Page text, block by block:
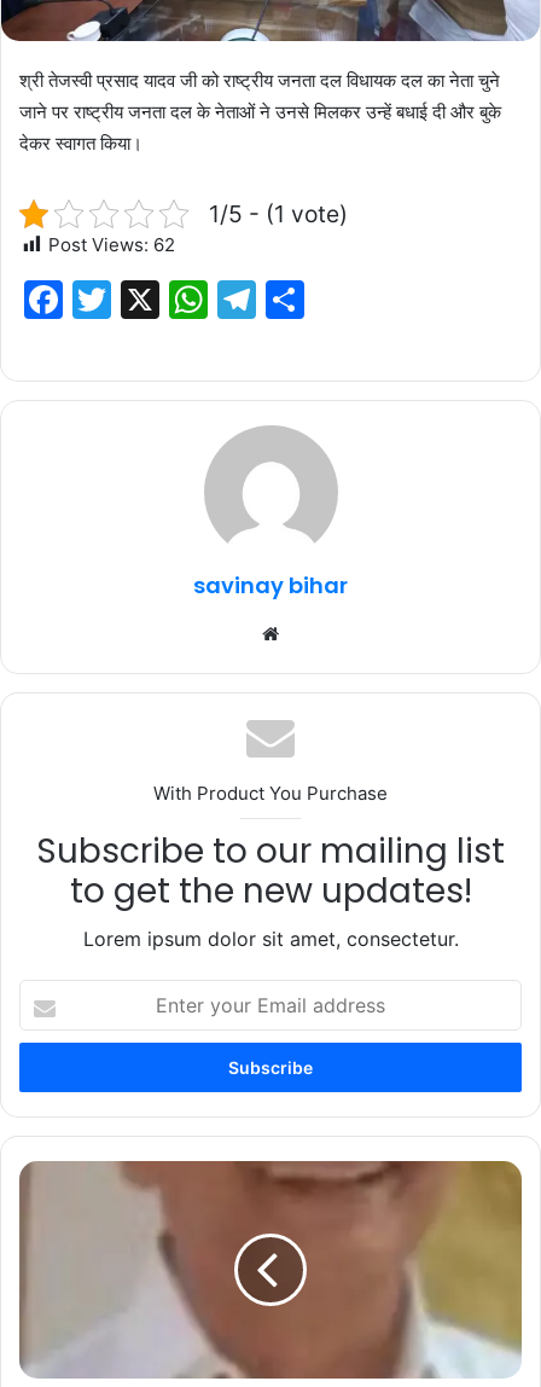
श्री तेजस्वी प्रसाद यादव जी को राष्ट्रीय जनता दल विधायक दल का नेता चुने
जाने पर राष्ट्रीय जनता दल के नेताओं ने उनसे मिलकर उन्हें बधाई दी और बुके
देकर स्वागत किया।
1/5 - (1 vote)
Post Views: 62
F
c
e
T
it
te
X
W
at
s
A
p
T
e
g
ra
ar
e
savinay bihar
With Product You Purchase
Subscribe to our mailing list
to get the new updates!
Lorem ipsum dolor sit amet, consectetur.
your
Email